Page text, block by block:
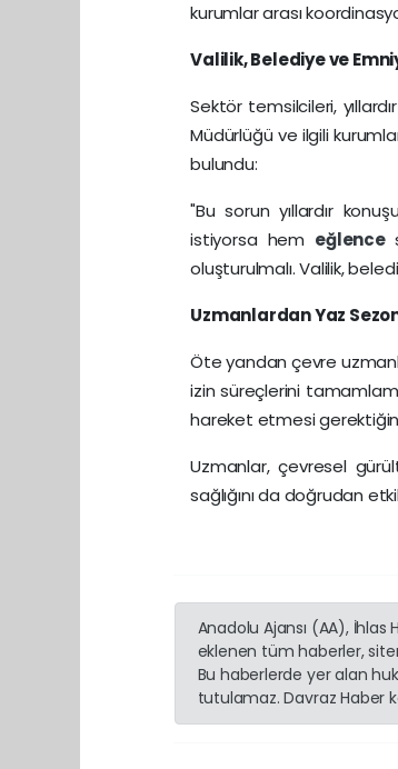
kurumlar arası
Valilik, Belediye ve
Sektör temsilcileri,
Müdürlüğü ve ilgili
bulundu:
"Bu sorun yıllardır
istiyorsa hem eğlence
oluşturulmalı. Valilik,
Uzmanlardan Yaz
Öte yandan çevre
izin süreçlerini
hareket etmesi
Uzmanlar, çevresel
sağlığını da doğrudan
Anadolu Ajansı (AA), İhlas
eklenen tüm haberler,
Bu haberlerde yer alan
tutulamaz. Davraz Haber